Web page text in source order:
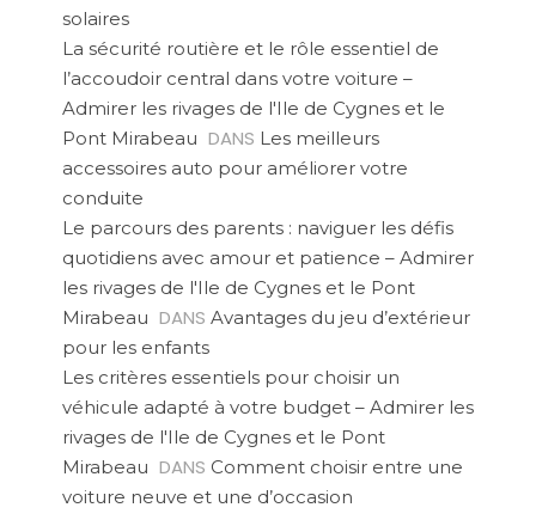
solaires
La sécurité routière et le rôle essentiel de
l’accoudoir central dans votre voiture –
Admirer les rivages de l'Ile de Cygnes et le
Pont Mirabeau DANS Les meilleurs
accessoires auto pour améliorer votre
conduite
Le parcours des parents : naviguer les défis
quotidiens avec amour et patience – Admirer
les rivages de l'Ile de Cygnes et le Pont
Mirabeau DANS Avantages du jeu d’extérieur
pour les enfants
Les critères essentiels pour choisir un
véhicule adapté à votre budget – Admirer les
rivages de l'Ile de Cygnes et le Pont
Mirabeau DANS Comment choisir entre une
voiture neuve et une d’occasion